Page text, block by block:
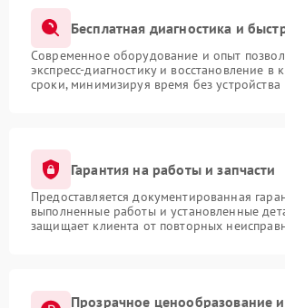
Бесплатная диагностика и
Современное оборудование и опыт
экспресс-диагностику и восстановление в
сроки, минимизируя время без устройства
Гарантия на работы и запчасти
Предоставляется документированная
выполненные работы и установленные
защищает клиента от повторных
Прозрачное ценообразование